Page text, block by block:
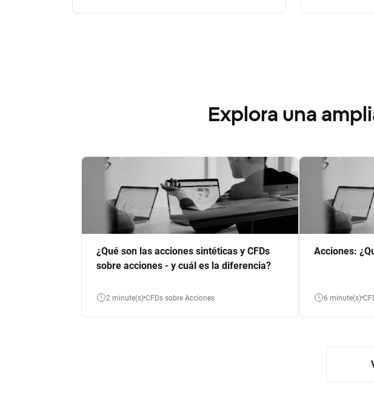
Explora una
¿Qué son las acciones sintéticas y CFDs
sobre acciones - y cuál es la diferencia?
2 minute(s) CFDs sobre Acciones
Acciones:
6 minute(s)